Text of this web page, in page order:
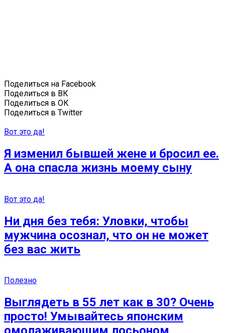
Поделиться на Facebook
Поделиться в ВК
Поделиться в ОК
Поделиться в Twitter
Вот это да!
Я изменил бывшей жене и бросил ее.
А она спасла жизнь моему сыну
Вот это да!
Ни дня без тебя: Уловки, чтобы
мужчина осознал, что он не может
без вас жить
Полезно
Выглядеть в 55 лет как в 30? Очень
просто! Умывайтесь японским